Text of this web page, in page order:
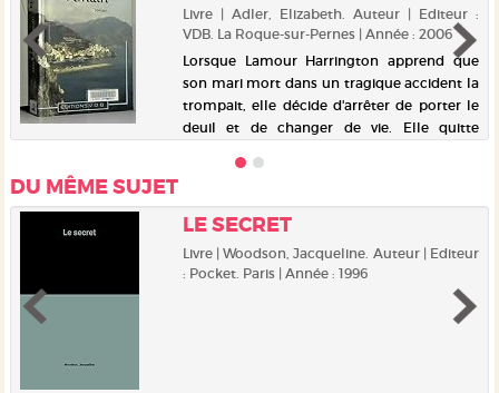
Livre | Adler, Elizabeth. Auteur | Editeur :
VDB. La Roque-sur-Pernes | Année : 2006
Lorsque Lamour Harrington apprend que
son mari mort dans un tragique accident la
trompait, elle décide d'arrêter de porter le
deuil et de changer de vie. Elle quitte
maison de son enfance à...
DU MÊME SUJET
LE SECRET
Livre | Woodson, Jacqueline. Auteur | Editeur
: Pocket. Paris | Année : 1996